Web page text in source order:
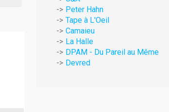
Peter Hahn
Tape à L'Oeil
Camaieu
La Halle
DPAM - Du Pareil au Même
Devred